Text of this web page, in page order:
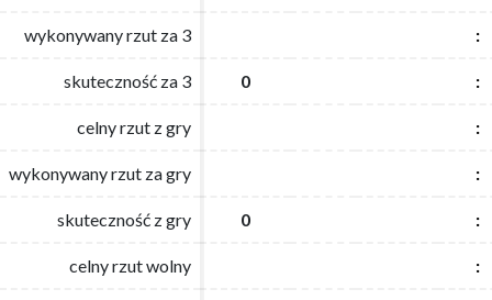
wykonywany rzut za 3 :
skuteczność za 3 0 :
celny rzut z gry :
wykonywany rzut za gry :
skuteczność z gry 0 :
celny rzut wolny :
wykonywany rzut za 3 :
skuteczność za 3 0 :
celny rzut z gry :
wykonywany rzut za gry :
skuteczność z gry 0 :
celny rzut wolny :